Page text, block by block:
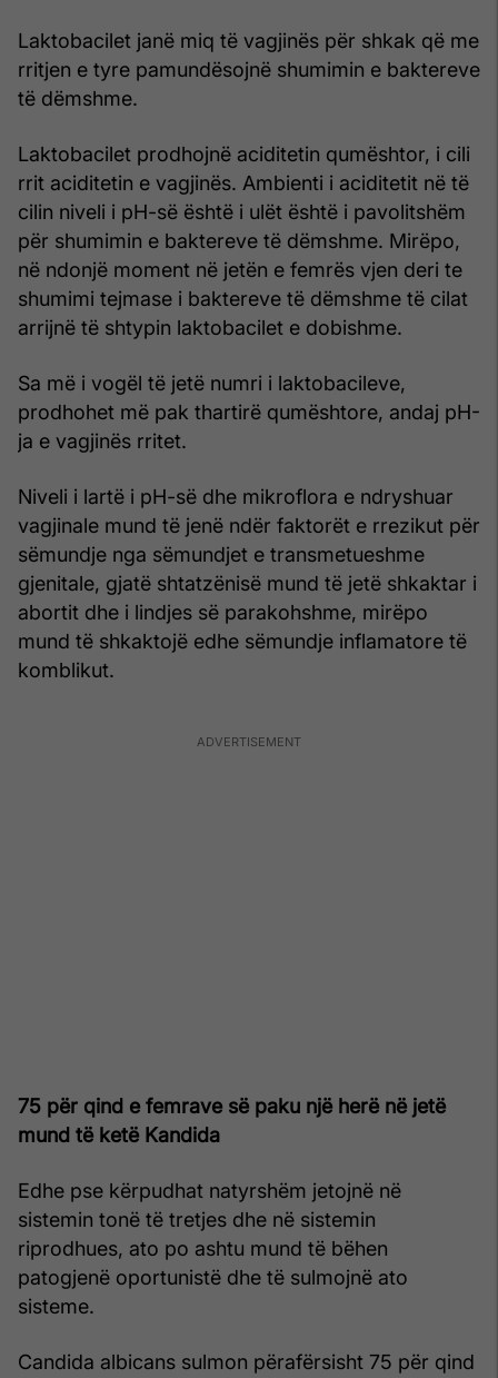
Laktobacilet janë miq të vagjinës për shkak që me
rritjen e tyre pamundësojnë shumimin e baktereve
të dëmshme.
Laktobacilet prodhojnë aciditetin qumështor, i cili
rrit aciditetin e vagjinës. Ambienti i aciditetit në të
cilin niveli i pH-së është i ulët është i pavolitshëm
për shumimin e baktereve të dëmshme. Mirëpo,
në ndonjë moment në jetën e femrës vjen deri te
shumimi tejmase i baktereve të dëmshme të cilat
arrijnë të shtypin laktobacilet e dobishme.
Sa më i vogël të jetë numri i laktobacileve,
prodhohet më pak thartirë qumështore, andaj pH-
ja e vagjinës rritet.
Niveli i lartë i pH-së dhe mikroflora e ndryshuar
vagjinale mund të jenë ndër faktorët e rrezikut për
sëmundje nga sëmundjet e transmetueshme
gjenitale, gjatë shtatzënisë mund të jetë shkaktar i
abortit dhe i lindjes së parakohshme, mirëpo
mund të shkaktojë edhe sëmundje inflamatore të
komblikut.
75 për qind e femrave së paku një herë në jetë
mund të ketë Kandida
Edhe pse kërpudhat natyrshëm jetojnë në
sistemin tonë të tretjes dhe në sistemin
riprodhues, ato po ashtu mund të bëhen
patogjenë oportunistë dhe të sulmojnë ato
sisteme.
Candida albicans sulmon përafërsisht 75 për qind